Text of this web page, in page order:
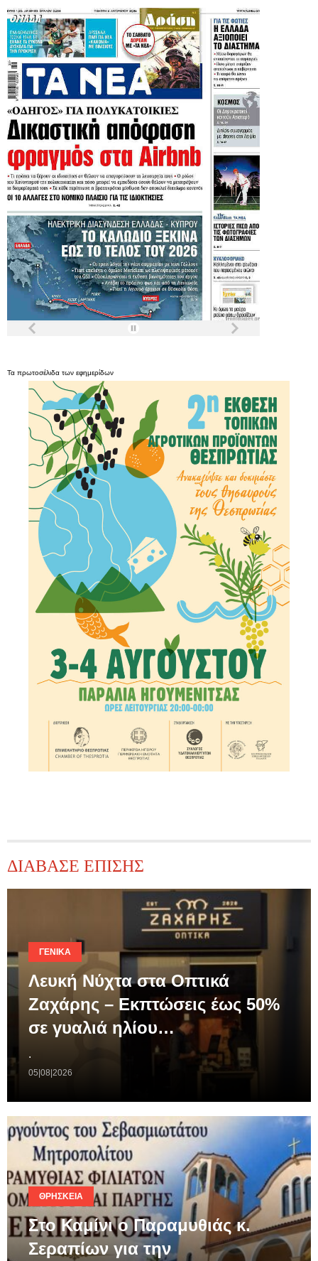
Τα πρωτοσέλιδα των εφημερίδων
ΔΙΑΒΑΣΕ ΕΠΙΣΗΣ
ΓΕΝΙΚΆ
Λευκή Νύχτα στα Οπτικά
Ζαχάρης – Εκπτώσεις έως 50%
σε γυαλιά ηλίου…
.
05|08|2026
ΘΡΗΣΚΕΊΑ
Στο Καμίνι ο Παραμυθιάς κ.
Σεραπίων για την